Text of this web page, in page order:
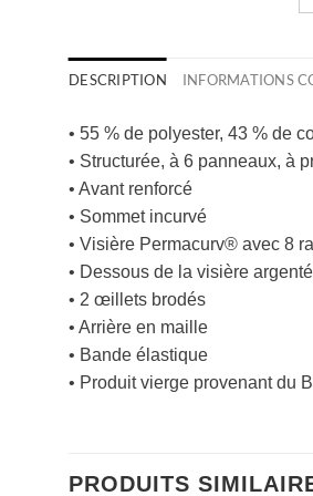
DESCRIPTION INFORMATIONS
• 55 % de polyester, 43 % de
• Structurée, à 6 panneaux, à
• Avant renforcé
• Sommet incurvé
• Visière Permacurv® avec 8
• Dessous de la visière argenté
• 2 œillets brodés
• Arrière en maille
• Bande élastique
• Produit vierge provenant du
PRODUITS